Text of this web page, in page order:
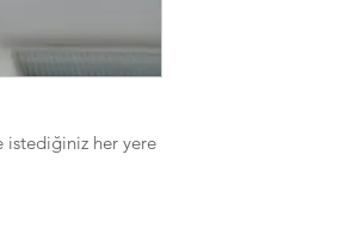
istediğiniz her yere